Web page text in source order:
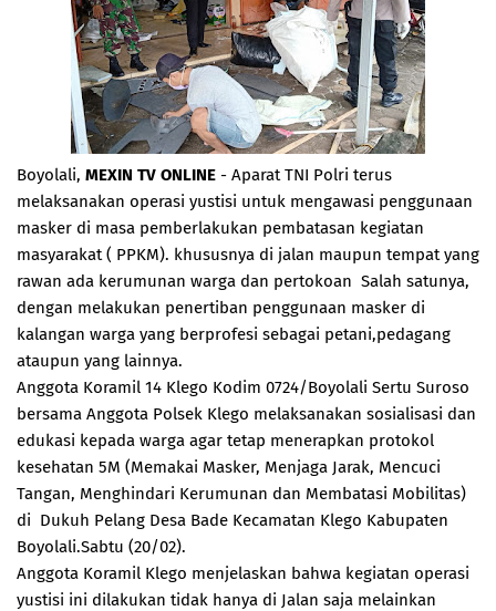
Boyolali, MEXIN TV ONLINE - Aparat TNI Polri terus
melaksanakan operasi yustisi untuk mengawasi penggunaan
masker di masa pemberlakukan pembatasan kegiatan
masyarakat ( PPKM). khususnya di jalan maupun tempat yang
rawan ada kerumunan warga dan pertokoan Salah satunya,
dengan melakukan penertiban penggunaan masker di
kalangan warga yang berprofesi sebagai petani,pedagang
ataupun yang lainnya.
Anggota Koramil 14 Klego Kodim 0724/Boyolali Sertu Suroso
bersama Anggota Polsek Klego melaksanakan sosialisasi dan
edukasi kepada warga agar tetap menerapkan protokol
kesehatan 5M (Memakai Masker, Menjaga Jarak, Mencuci
Tangan, Menghindari Kerumunan dan Membatasi Mobilitas)
di Dukuh Pelang Desa Bade Kecamatan Klego Kabupaten
Boyolali.Sabtu (20/02).
Anggota Koramil Klego menjelaskan bahwa kegiatan operasi
yustisi ini dilakukan tidak hanya di Jalan saja melainkan